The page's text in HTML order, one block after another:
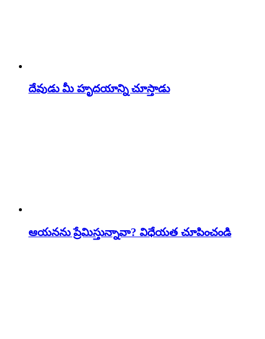
దేవుడు మీ హృదయాన్ని చూస్తాడు
ఆయనను ప్రేమిస్తున్నావా? విధేయత చూపించండి